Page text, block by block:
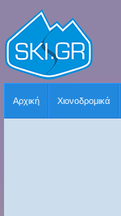
Αρχική Χιονοδρομικά